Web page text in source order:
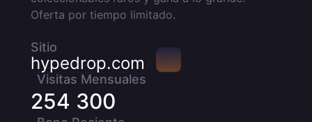
Oferta por tiempo limitado.
Sitio
hypedrop.com
Visitas Mensuales
254 300